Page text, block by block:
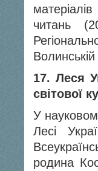
читань
17. Леся
світової
У
Лесі
родина